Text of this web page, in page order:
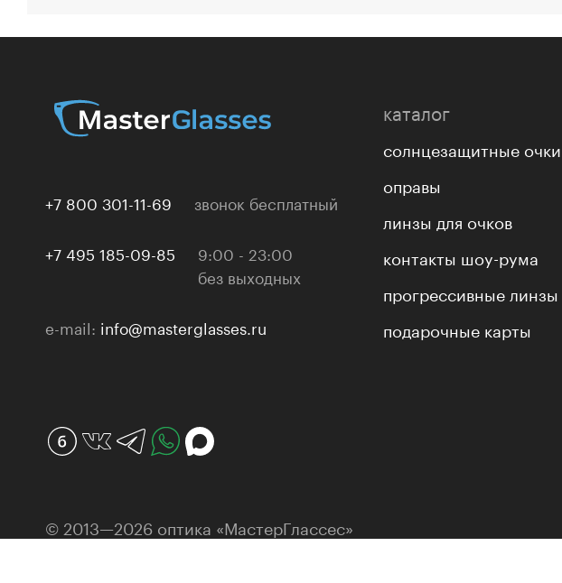
+7 800 301-11-69 звонок бесплатный
+7 495 185-09-85
9:00 - 23:00
без выходных
e-mail: info@masterglasses.ru
каталог
солнцезащитные очки
оправы
линзы для очков
контакты шоу-рума
прогрессивные линзы
подарочные карты
© 2013—2026 оптика «МастерГлассес»